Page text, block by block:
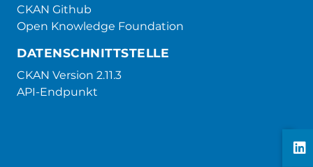
CKAN Github
Open Knowledge Foundation
DATENSCHNITTSTELLE
CKAN Version 2.11.3
API-Endpunkt